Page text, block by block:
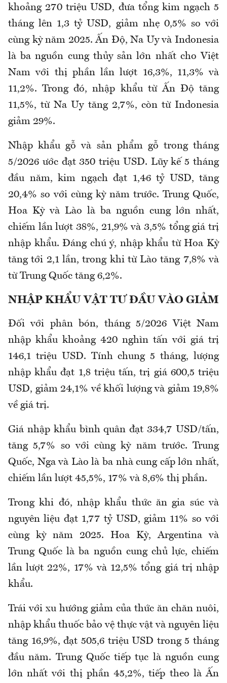
khoảng 270 triệu USD, đưa tổng kim ngạch 5
tháng lên 1,3 tỷ USD, giảm nhẹ 0,5% so với
cùng kỳ năm 2025. Ấn Độ, Na Uy và Indonesia
là ba nguồn cung thủy sản lớn nhất cho Việt
Nam với thị phần lần lượt 16,3%, 11,3% và
11,2%. Trong đó, nhập khẩu từ Ấn Độ tăng
11,5%, từ Na Uy tăng 2,7%, còn từ Indonesia
giảm 29%.
Nhập khẩu gỗ và sản phẩm gỗ trong tháng
5/2026 ước đạt 350 triệu USD. Lũy kế 5 tháng
đầu năm, kim ngạch đạt 1,46 tỷ USD, tăng
20,4% so với cùng kỳ năm trước. Trung Quốc,
Hoa Kỳ và Lào là ba nguồn cung lớn nhất,
chiếm lần lượt 38%, 21,9% và 3,5% tổng giá trị
nhập khẩu. Đáng chú ý, nhập khẩu từ Hoa Kỳ
tăng tới 2,1 lần, trong khi từ Lào tăng 7,8% và
từ Trung Quốc tăng 6,2%.
NHẬP KHẨU VẬT TƯ ĐẦU VÀO GIẢM
Đối với phân bón, tháng 5/2026 Việt Nam
nhập khẩu khoảng 420 nghìn tấn với giá trị
146,1 triệu USD. Tính chung 5 tháng, lượng
nhập khẩu đạt 1,8 triệu tấn, trị giá 600,5 triệu
USD, giảm 24,1% về khối lượng và giảm 19,8%
về giá trị.
Giá nhập khẩu bình quân đạt 334,7 USD/tấn,
tăng 5,7% so với cùng kỳ năm trước. Trung
Quốc, Nga và Lào là ba nhà cung cấp lớn nhất,
chiếm lần lượt 45,5%, 17% và 8,6% thị phần.
Trong khi đó, nhập khẩu thức ăn gia súc và
nguyên liệu đạt 1,77 tỷ USD, giảm 11% so với
cùng kỳ năm 2025. Hoa Kỳ, Argentina và
Trung Quốc là ba nguồn cung chủ lực, chiếm
lần lượt 22%, 17% và 12,5% tổng giá trị nhập
khẩu.
Trái với xu hướng giảm của thức ăn chăn nuôi,
nhập khẩu thuốc bảo vệ thực vật và nguyên liệu
tăng 16,9%, đạt 505,6 triệu USD trong 5 tháng
đầu năm. Trung Quốc tiếp tục là nguồn cung
lớn nhất với thị phần 45,2%, tiếp theo là Ấn